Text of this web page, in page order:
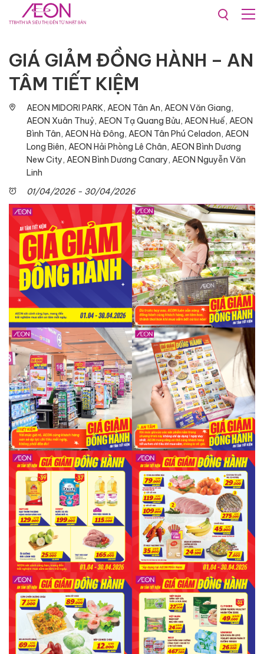
Khuyến mãi & Sự kiện
GIÁ GIẢM ĐỒNG HÀNH – AN
TÂM TIẾT KIỆM
AEON MIDORI PARK, AEON Tân An, AEON Văn Giang,
AEON Xuân Thuỷ, AEON Tạ Quang Bửu, AEON Huế, AEON
Bình Tân, AEON Hà Đông, AEON Tân Phú Celadon, AEON
Long Biên, AEON Hải Phòng Lê Chân, AEON Bình Dương
New City, AEON Bình Dương Canary, AEON Nguyễn Văn
Linh
01/04/2026 - 30/04/2026